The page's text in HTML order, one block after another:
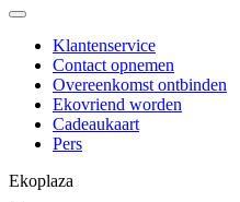
Klantenservice
Contact opnemen
Overeenkomst ontbinden
Ekovriend worden
Cadeaukaart
Pers
Ekoplaza